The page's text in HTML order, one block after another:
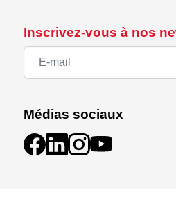
Inscrivez-vous à nos
Médias sociaux